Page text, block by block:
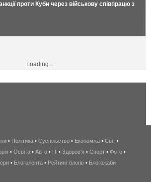
проти Куби через військову співпрацю з
Loading...
беспроводной
интернет
киев
• Політика • Суспільство • Економіка • Світ •
• Освіта • Авто • IT • Здоров'я • Спорт • Фото •
• Блоголента • Рейтинг блогів • Блогожаби